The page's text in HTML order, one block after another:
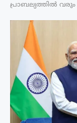
പ്രാബല്യത്തിൽ വരും